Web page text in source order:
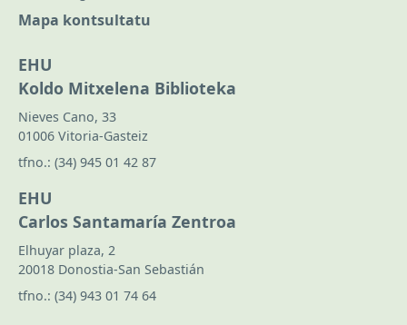
Mapa kontsultatu
EHU
Koldo Mitxelena Biblioteka
Nieves Cano, 33
01006 Vitoria-Gasteiz
tfno.: (34) 945 01 42 87
EHU
Carlos Santamaría Zentroa
Elhuyar plaza, 2
20018 Donostia-San Sebastián
tfno.: (34) 943 01 74 64